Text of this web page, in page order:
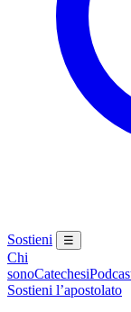
Sostieni ☰
Chi
sonoCatechesi
Sostieni l’apostolato